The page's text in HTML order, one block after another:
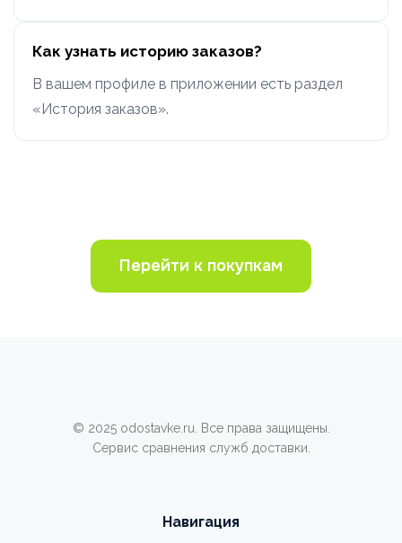
Как узнать историю заказов?
В вашем профиле в приложении есть раздел
«История заказов».
Перейти к покупкам
© 2025 odostavke.ru. Все права защищены.
Сервис сравнения служб доставки.
Навигация